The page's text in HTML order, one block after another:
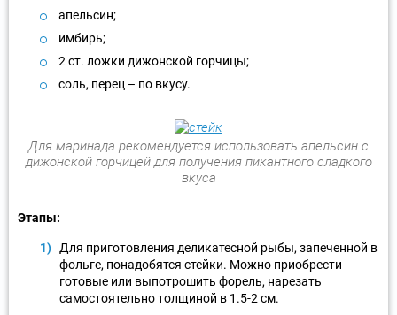
апельсин;
имбирь;
2 ст. ложки дижонской горчицы;
соль, перец – по вкусу.
Для маринада рекомендуется использовать апельсин с
дижонской горчицей для получения пикантного сладкого
вкуса
Этапы:
Для приготовления деликатесной рыбы, запеченной в
фольге, понадобятся стейки. Можно приобрести
готовые или выпотрошить форель, нарезать
самостоятельно толщиной в 1.5-2 см.